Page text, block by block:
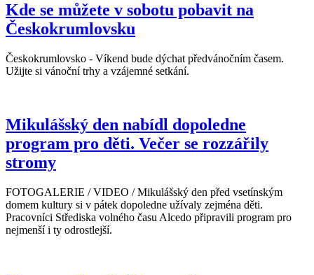
Kde se můžete v sobotu pobavit na
Českokrumlovsku
Českokrumlovsko - Víkend bude dýchat předvánočním časem.
Užijte si vánoční trhy a vzájemné setkání.
Mikulášský den nabídl dopoledne
program pro děti. Večer se rozzářily
stromy
FOTOGALERIE / VIDEO / Mikulášský den před vsetínským
domem kultury si v pátek dopoledne užívaly zejména děti.
Pracovníci Střediska volného času Alcedo připravili program pro
nejmenší i ty odrostlejší.